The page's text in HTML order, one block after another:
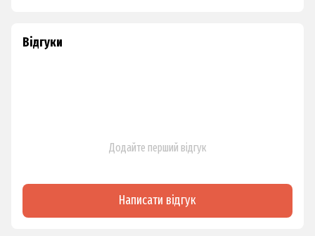
Відгуки
Додайте перший відгук
Написати відгук